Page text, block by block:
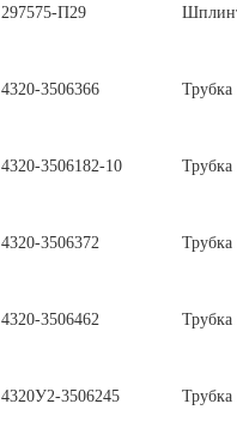
297575-П29
4320-3506366 Трубка
4320-3506182-10 Трубка
4320-3506372 Трубка
4320-3506462 Трубка
4320У2-3506245